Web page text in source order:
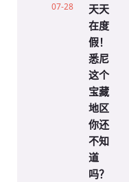
07-28
天天
在度
假！
悉尼
这个
宝藏
地区
你还
不知
道
吗？